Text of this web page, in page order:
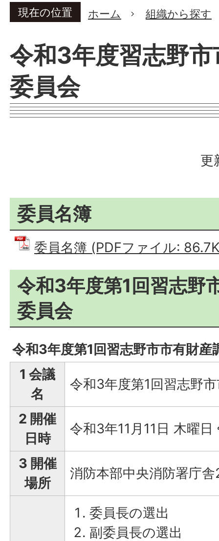
現在の位置 ホーム 組織から探す
令和3年度習志野
委員会
更
委員名簿
委員名簿 (PDFファイル:
令和3年度第1回習志野
委員会
令和3年度第1回習志野市市有財産
1 会議
名
令和3年度第1回習志野
2 開催
日時
令和3年11月11日 木曜日
3 開催
場所
消防本部中央消防署庁
委員長の選出
副委員長の選出